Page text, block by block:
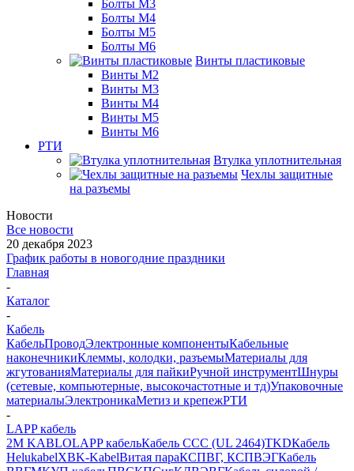
Болты М3
Болты М4
Болты М5
Болты М6
Винты пластиковые
Винты М2
Винты М3
Винты М4
Винты М5
Винты М6
РТИ
Втулка уплотнительная
Чехлы защитные
на разъемы
Новости
Все новости
20 декабря 2023
График работы в новогодние праздники
Главная
-
Каталог
-
Кабель
КабельПроводЭлектронные компонентыКабельные
наконечникиКлеммы, колодки, разъемыМатериалы для
жгутованияМатериалы для пайкиРучной инструментШнуры
(сетевые, компьютерные, высокочастотные и тд)Упаковочные
материалыЭлектроникаМетиз и крепежРТИ
-
LAPP кабель
2M KABLOLAPP кабельКабель CCC (UL 2464)TKDКабель
HelukabelXBK-KabelВитая параКСПВГ, КСПВЭГКабель